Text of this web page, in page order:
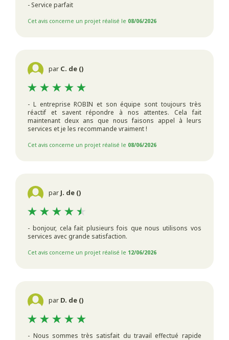
- Service parfait
Cet avis concerne un projet réalisé le 08/06/2026
par C. de ()
- L entreprise ROBIN et son équipe sont toujours très
réactif et savent répondre à nos attentes. Cela fait
maintenant deux ans que nous faisons appel à leurs
services et je les recommande vraiment !
Cet avis concerne un projet réalisé le 08/06/2026
par J. de ()
- bonjour, cela fait plusieurs fois que nous utilisons vos
services avec grande satisfaction.
Cet avis concerne un projet réalisé le 12/06/2026
par D. de ()
- Nous sommes très satisfait du travail effectué rapide